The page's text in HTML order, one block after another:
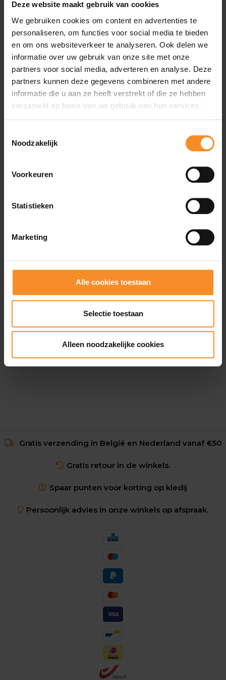
Deze website maakt gebruik van cookies
We gebruiken cookies om content en advertenties te
personaliseren, om functies voor social media te bieden
en om ons websiteverkeer te analyseren. Ook delen we
informatie over uw gebruik van onze site met onze
partners voor social media, adverteren en analyse. Deze
partners kunnen deze gegevens combineren met andere
informatie die u aan ze heeft verstrekt of die ze hebben
verzameld op basis van uw gebruik van hun services.
Noodzakelijk
Voorkeuren
Statistieken
Marketing
Alle cookies toestaan
Selectie toestaan
Alleen noodzakelijke cookies
Het synthetisch bovenwerk is licht en zit strak rond de
voet om ervoor te zorgen dat je voet goed blijft zitten.
Aan de hiel zijn er perforaties uitgevoerd die het
gewicht naar beneden halen en voor ventilatie zorgen.
Wat je misschien ook leuk vindt
Adizero TJ 2
€ 130.00 € 20.00
Gratis verzending in België en Nederland vanaf €50
Gratis retour in de winkels.
Spaar punten voor korting op kledij
Persoonlijk advies in onze winkels op afspraak.